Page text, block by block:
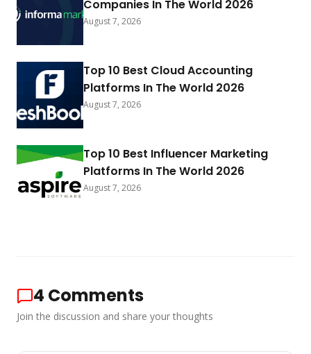
Companies In The World 2026
August 7, 2026
Top 10 Best Cloud Accounting
Platforms In The World 2026
August 7, 2026
Top 10 Best Influencer Marketing
Platforms In The World 2026
August 7, 2026
4 Comments
Join the discussion and share your thoughts